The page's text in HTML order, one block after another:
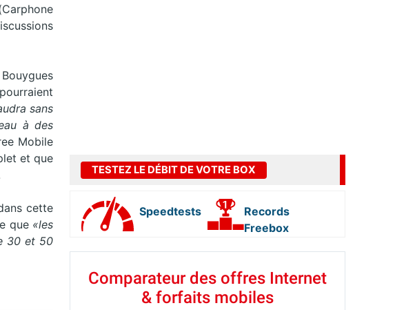
sans
à des
Mobile
et que
cette
que «les
30 et 50
TESTEZ LE DÉBIT DE VOTRE BOX
Speedtests
Records
Freebox
Comparateur des offres Internet
& forfaits mobiles